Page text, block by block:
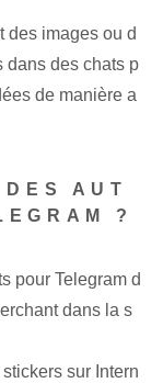
des images ou d
dans des chats p
de manière a
AUT
?
pour Telegram d
dans la s
sur Intern